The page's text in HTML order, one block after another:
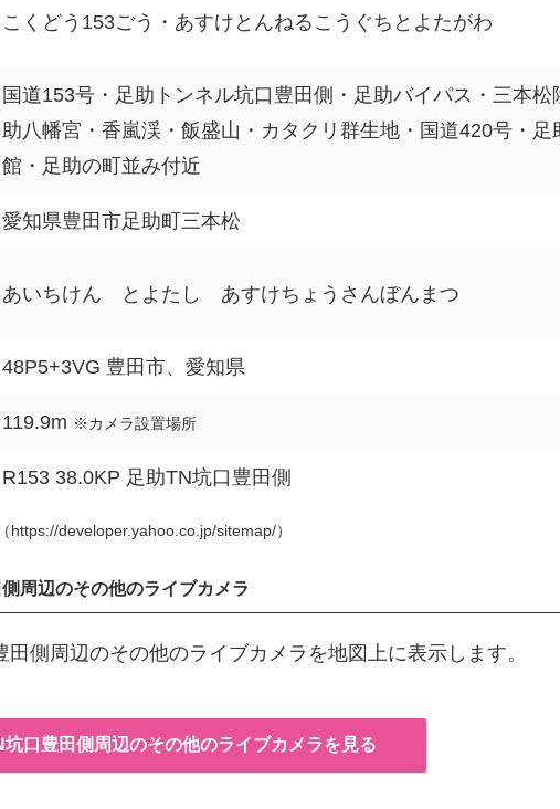
こくどう153ごう・あすけとんねるこうぐちとよたがわ
国道153号・足助トンネル坑口豊田側・足助バイパス・三本松
助八幡宮・香嵐渓・飯盛山・カタクリ群生地・国道420号・足
館・足助の町並み付近
愛知県豊田市足助町三本松
あいちけん とよたし あすけちょうさんぼんまつ
48P5+3VG 豊田市、愛知県
119.9m ※カメラ設置場所
R153 38.0KP 足助TN坑口豊田側
https://developer.yahoo.co.jp/sitemap/）
周辺のその他のライブカメラ
側周辺のその他のライブカメラを地図上に表示します。
口豊田側周辺のその他のライブカメラを見る